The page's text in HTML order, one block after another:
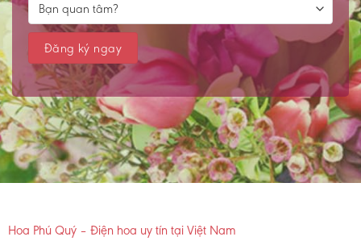
Hoa Phú Quý – Điện hoa uy tín tại Việt Nam